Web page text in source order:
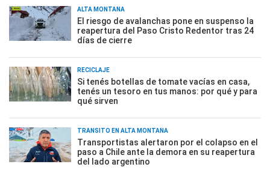
ALTA MONTAÑA
El riesgo de avalanchas pone en suspenso la
reapertura del Paso Cristo Redentor tras 24
días de cierre
RECICLAJE
Si tenés botellas de tomate vacías en casa,
tenés un tesoro en tus manos: por qué y para
qué sirven
TRÁNSITO EN ALTA MONTAÑA
Transportistas alertaron por el colapso en el
paso a Chile ante la demora en su reapertura
del lado argentino